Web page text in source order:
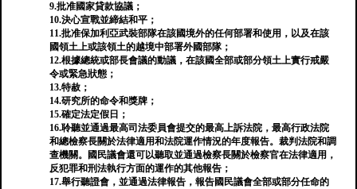
9.批准國家貸款協議；
10.決心宣戰並締結和平；
11.批准保加利亞武裝部隊在該國境外的任何部署和使用，以及在該
國領土上或該領土的越境中部署外國部隊；
12.根據總統或部長會議的動議，在該國全部或部分領土上實行戒嚴
令或緊急狀態；
13.特赦；
14.研究所的命令和獎牌；
15.確定法定假日；
16.聆聽並通過最高司法委員會提交的最高上訴法院，最高行政法院
和總檢察長關於法律適用和法院運作情況的年度報告。裁判法院和調
查機關。國民議會還可以聽取並通過檢察長關於檢察官在法律適用，
反犯罪和刑法執行方面的運作的其他報告；
17.舉行聽證會，並通過法律報告，報告國民議會全部或部分任命的